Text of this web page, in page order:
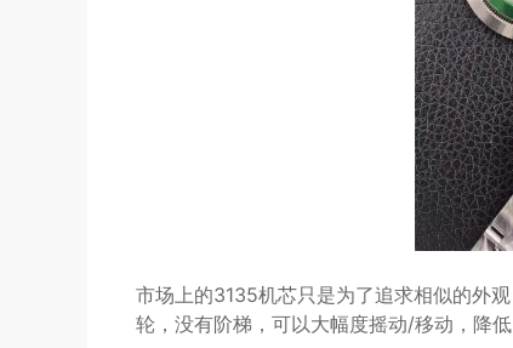
市场上的3135机芯只是为了追求相似的外
轮，没有阶梯，可以大幅度摇动/移动，降低